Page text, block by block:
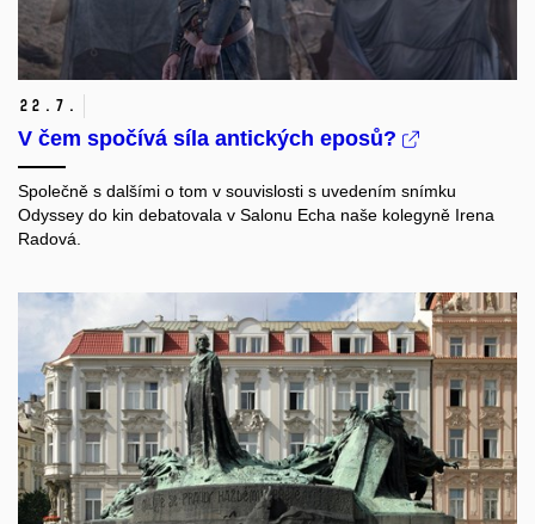
22. 7.
V čem spočívá síla antických eposů?
Společně s dalšími o tom v souvislosti s uvedením snímku
Odyssey do kin debatovala v Salonu Echa naše kolegyně Irena
Radová.